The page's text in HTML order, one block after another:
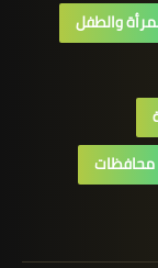
والطفل
محافظات